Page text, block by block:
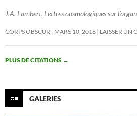
J.A. Lambert, Lettres cosmologiques sur
CORPS OBSCUR MARS 10, 2016 LAISSER UN
PLUS DE CITATIONS →
GALERIES